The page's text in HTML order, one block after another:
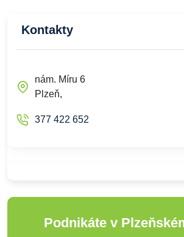
Kontakty
nám. Míru 6
Plzeň,
377 422 652
Podnikáte v